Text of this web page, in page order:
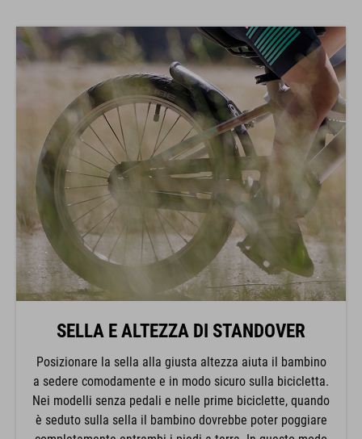
SELLA E ALTEZZA DI STANDOVER
Posizionare la sella alla giusta altezza aiuta il bambino
a sedere comodamente e in modo sicuro sulla bicicletta.
Nei modelli senza pedali e nelle prime biciclette, quando
è seduto sulla sella il bambino dovrebbe poter poggiare
completamente entrambi i piedi a terra. In questo modo